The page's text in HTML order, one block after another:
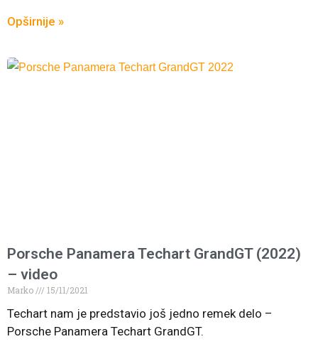
Opširnije »
Porsche Panamera Techart GrandGT (2022)
– video
Marko 15/11/2021
Techart nam je predstavio još jedno remek delo –
Porsche Panamera Techart GrandGT.